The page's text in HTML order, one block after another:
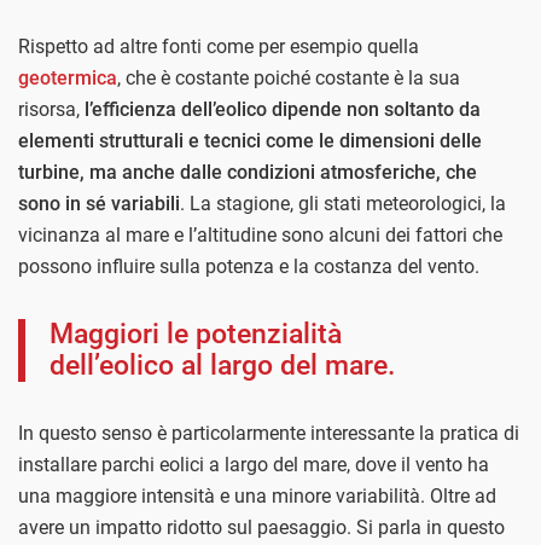
Rispetto ad altre fonti come per esempio quella
geotermica, che è costante poiché costante è la sua
risorsa, l’efficienza dell’eolico dipende non soltanto da
elementi strutturali e tecnici come le dimensioni delle
turbine, ma anche dalle condizioni atmosferiche, che
sono in sé variabili. La stagione, gli stati meteorologici, la
vicinanza al mare e l’altitudine sono alcuni dei fattori che
possono influire sulla potenza e la costanza del vento.
Maggiori le potenzialità
dell’eolico al largo del mare.
In questo senso è particolarmente interessante la pratica di
installare parchi eolici a largo del mare, dove il vento ha
una maggiore intensità e una minore variabilità. Oltre ad
avere un impatto ridotto sul paesaggio. Si parla in questo